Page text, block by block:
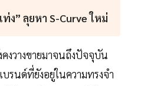
ง” ลุยหา S-Curve ใหม่
งวางขายมาจนถึงปัจจุบัน
รนด์ที่ยังอยู่ในความทรงจำ